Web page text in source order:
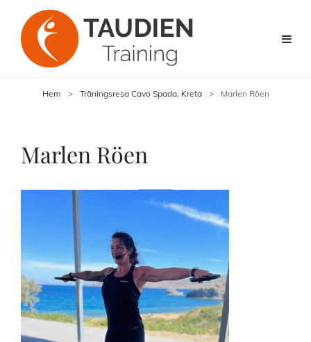
Hem > Träningsresa Cavo Spada, Kreta > Marlen Röen
Marlen Röen